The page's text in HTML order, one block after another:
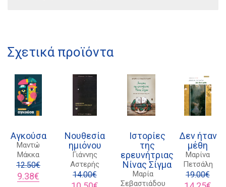
Σχετικά προϊόντα
Αγκούσα
Μαντώ
Μάκκα
12.50€
Original
price
9.38€
τρέχουσα
Νουθεσία
ημιόνου
Γιάννης
Αστερής
14.00€
Original
Ιστορίες
της
ερευνήτριας
Νίνας Σίγμα
Μαρία
Σεβαστιάδου
Δεν ήταν
μέθη
Μαρίνα
Πετσάλη
19.00€
Original
21 1750 8340
Πολιτική προστασίας δεδομένων
Πολιτική επιστροφών
Όροι χρήσης
Αποστολές